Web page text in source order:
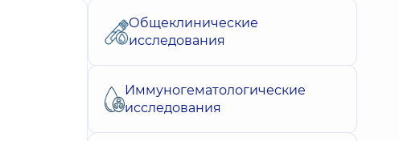
Общеклинические
исследования
Иммуногематологические
исследования